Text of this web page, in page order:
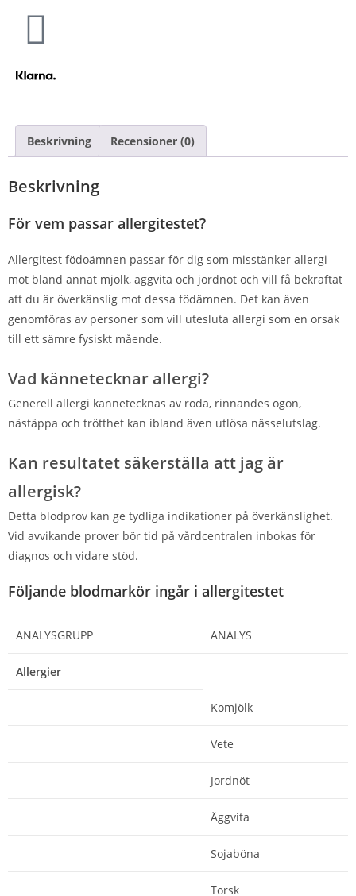
Beskrivning Recensioner (0)
Beskrivning
För vem passar allergitestet?
Allergitest födoämnen passar för dig som misstänker allergi
mot bland annat mjölk, äggvita och jordnöt och vill få bekräftat
att du är överkänslig mot dessa födämnen. Det kan även
genomföras av personer som vill utesluta allergi som en orsak
till ett sämre fysiskt mående.
Vad kännetecknar allergi?
Generell allergi kännetecknas av röda, rinnandes ögon,
nästäppa och trötthet kan ibland även utlösa nässelutslag.
Kan resultatet säkerställa att jag är
allergisk?
Detta blodprov kan ge tydliga indikationer på överkänslighet.
Vid avvikande prover bör tid på vårdcentralen inbokas för
diagnos och vidare stöd.
Följande blodmarkör ingår i allergitestet
ANALYSGRUPP ANALYS
Allergier
Komjölk
Vete
Jordnöt
Äggvita
Sojaböna
Torsk